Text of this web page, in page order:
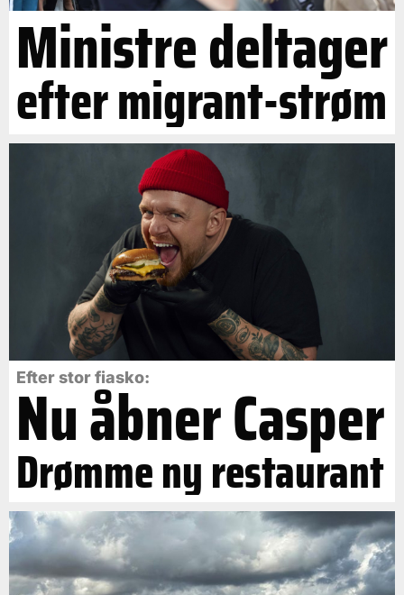
Ministre deltager
efter migrant-strøm
Efter stor fiasko:
Nu åbner Casper
Drømme ny restaurant